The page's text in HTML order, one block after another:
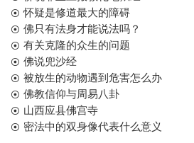
怀疑是修道最大的障碍
佛只有法身才能说法吗？
有关克隆的众生的问题
佛说兜沙经
被放生的动物遇到危害怎么办
佛教信仰与周易八卦
山西应县佛宫寺
密法中的双身像代表什么意义